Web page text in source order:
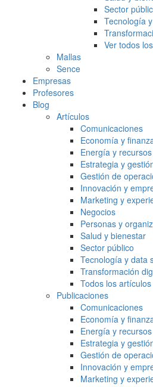
Sector
Tecnología
Ver todos
Mallas
Sence
Empresas
Profesores
Blog
Artículos
Comunicaciones
Economía y
Energía y
Estrategia y
Gestión de
Innovación y
Marketing y
Negocios
Personas y
Salud y bienestar
Sector público
Tecnología y data
Transformación
Todos los artículos
Publicaciones
Comunicaciones
Economía y
Energía y
Estrategia y
Gestión de
Innovación y
Marketing y